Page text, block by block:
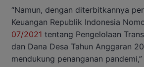
“Namun, dengan diterbitkannya
Keuangan Republik Indonesia
07/2021 tentang Pengelolaan
dan Dana Desa Tahun Anggaran
mendukung penanganan